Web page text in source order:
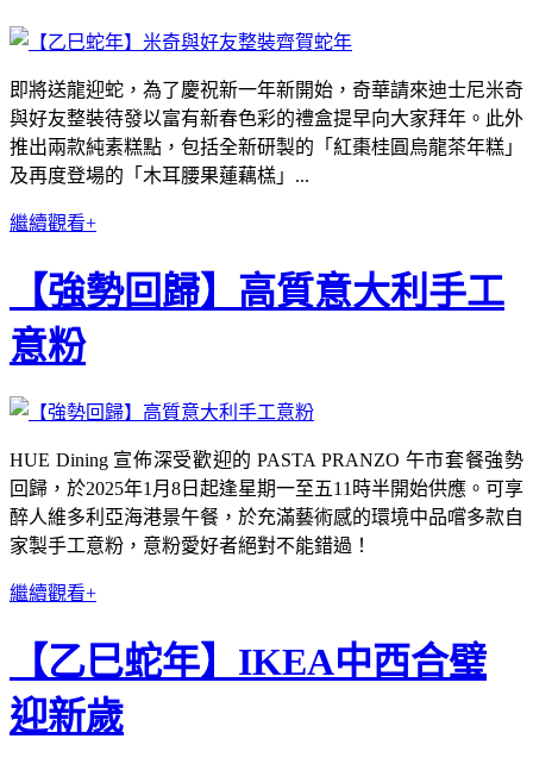
即將送龍迎蛇，為了慶祝新一年新開始，奇華請來迪士尼米奇
與好友整裝待發以富有新春色彩的禮盒提早向大家拜年。此外
推出兩款純素糕點，包括全新研製的「紅棗桂圓烏龍茶年糕」
及再度登場的「木耳腰果蓮藕榚」...
繼續觀看+
【強勢回歸】高質意大利手工
意粉
HUE Dining 宣佈深受歡迎的 PASTA PRANZO 午市套餐強勢
回歸，於2025年1月8日起逢星期一至五11時半開始供應。可享
醉人維多利亞海港景午餐，於充滿藝術感的環境中品嚐多款自
家製手工意粉，意粉愛好者絕對不能錯過！
繼續觀看+
【乙巳蛇年】IKEA中西合璧
迎新歲